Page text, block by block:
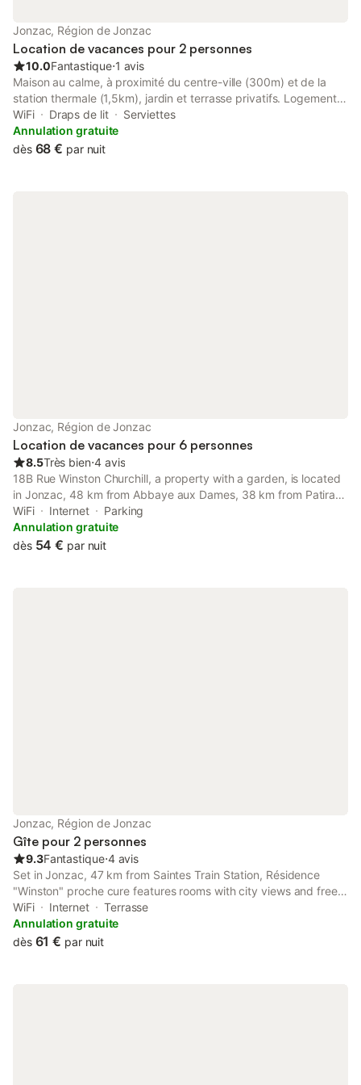
Jonzac, Région de Jonzac
Location de vacances pour 2 personnes
10.0Fantastique⋅1 avis
Maison au calme, à proximité du centre-ville (300m) et de la
station thermale (1,5km), jardin et terrasse privatifs. Logement
tout juste refait à neuf. Maison mitoyenne de 35m² comprenant
une cuisine aménagée et équipée, une chambre/salon, une salle
de bain avec les wc. Linge de lit et de toilette inclus. Place de
WiFi Draps de lit
Serviettes
Annulation gratuite
dès 68 € par nuit
Jonzac, Région de Jonzac
Location de vacances pour 6 personnes
8.5Très bien⋅4 avis
18B Rue Winston Churchill, a property with a garden, is located
in Jonzac, 48 km from Abbaye aux Dames, 38 km from Patiras
Island, as well as 41 km from Cognac Golf Course.
WiFi Internet
Parking
Annulation gratuite
dès 54 € par nuit
Jonzac, Région de Jonzac
Gîte pour 2 personnes
9.3Fantastique⋅4 avis
Set in Jonzac, 47 km from Saintes Train Station, Résidence
"Winston" proche cure features rooms with city views and free
WiFi. It is located 45 km from Saint Pierre Cathedral and offers a
concierge service.
WiFi Internet
Terrasse
Annulation gratuite
dès 61 € par nuit